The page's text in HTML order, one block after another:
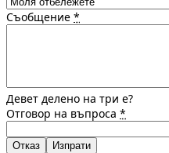
Съобщение *
Девет делено на три е?
Отговор на въпроса *
Отказ